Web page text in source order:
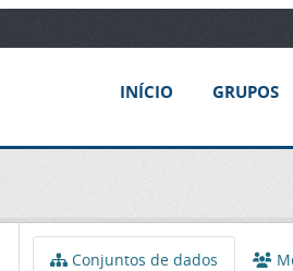
INÍCIO GRUPOS
Conjuntos de dados